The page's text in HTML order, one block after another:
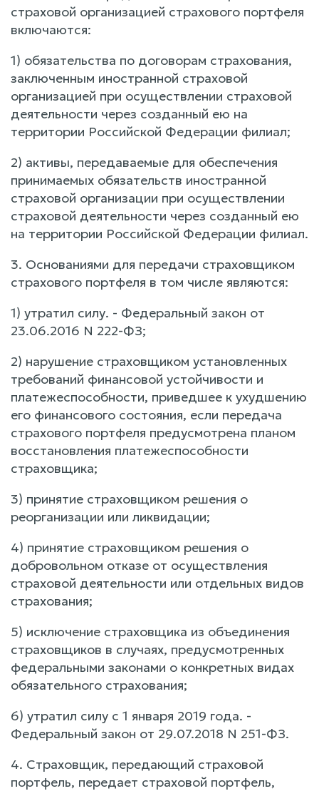
страховой организацией страхового портфеля
включаются:
1) обязательства по договорам страхования,
заключенным иностранной страховой
организацией при осуществлении страховой
деятельности через созданный ею на
территории Российской Федерации филиал;
2) активы, передаваемые для обеспечения
принимаемых обязательств иностранной
страховой организации при осуществлении
страховой деятельности через созданный ею
на территории Российской Федерации филиал.
3. Основаниями для передачи страховщиком
страхового портфеля в том числе являются:
1) утратил силу. - Федеральный закон от
23.06.2016 N 222-ФЗ;
2) нарушение страховщиком установленных
требований финансовой устойчивости и
платежеспособности, приведшее к ухудшению
его финансового состояния, если передача
страхового портфеля предусмотрена планом
восстановления платежеспособности
страховщика;
3) принятие страховщиком решения о
реорганизации или ликвидации;
4) принятие страховщиком решения о
добровольном отказе от осуществления
страховой деятельности или отдельных видов
страхования;
5) исключение страховщика из объединения
страховщиков в случаях, предусмотренных
федеральными законами о конкретных видах
обязательного страхования;
6) утратил силу с 1 января 2019 года. -
Федеральный закон от 29.07.2018 N 251-ФЗ.
4. Страховщик, передающий страховой
портфель, передает страховой портфель,